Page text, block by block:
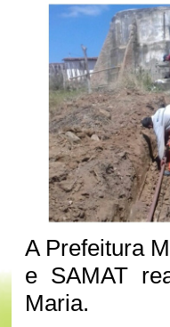
A Prefeitura
e SAMAT
Maria.